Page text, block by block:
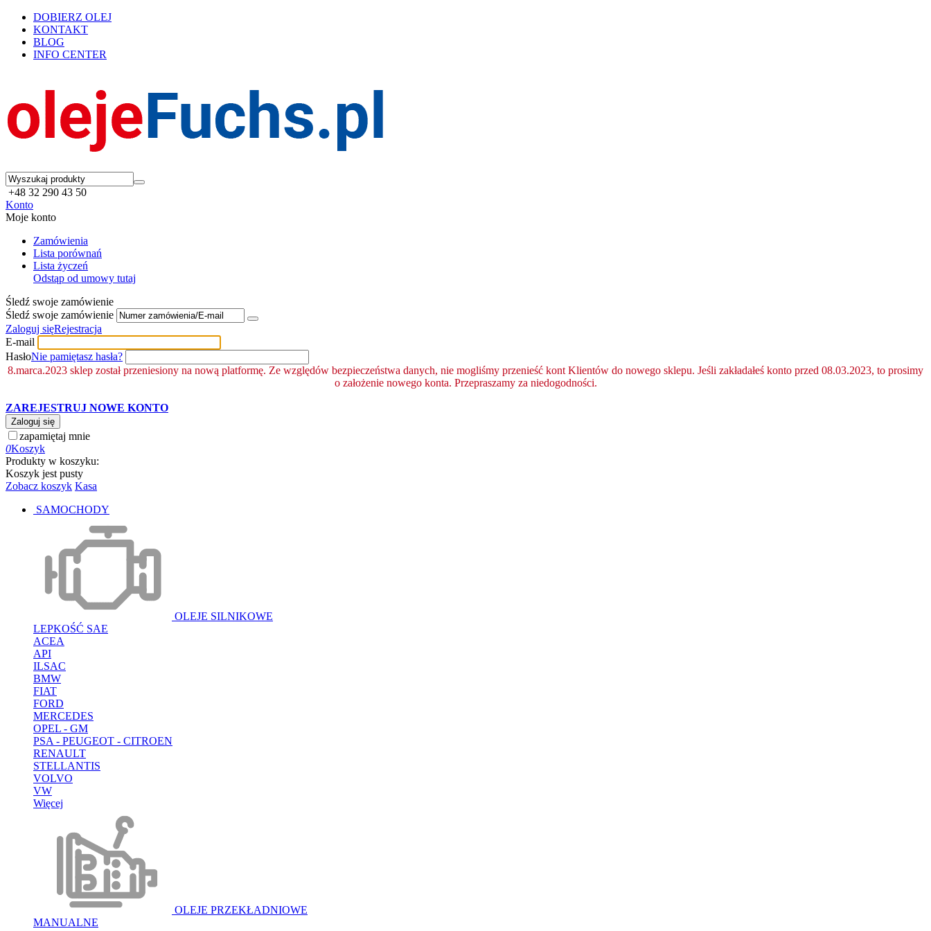
DOBIERZ OLEJ
KONTAKT
BLOG
INFO CENTER
+48 32 290 43 50
Konto
Moje konto
Zamówienia
Lista porównań
Lista życzeń
Odstąp od umowy tutaj
Śledź swoje zamówienie
Śledź swoje zamówienie
Zaloguj sięRejestracja
E-mail
HasłoNie pamiętasz hasła?
8.marca.2023 sklep został przeniesiony na nową platformę. Ze względów bezpieczeństwa danych, nie mogliśmy przenieść kont Klientów do nowego sklepu. Jeśli zakładałeś konto przed 08.03.2023, to prosimy
o założenie nowego konta. Przepraszamy za niedogodności.
ZAREJESTRUJ NOWE KONTO
Zaloguj się
zapamiętaj mnie
0Koszyk
Produkty w koszyku:
Koszyk jest pusty
Zobacz koszyk Kasa
SAMOCHODY
OLEJE SILNIKOWE
LEPKOŚĆ SAE
ACEA
API
ILSAC
BMW
FIAT
FORD
MERCEDES
OPEL - GM
PSA - PEUGEOT - CITROEN
RENAULT
STELLANTIS
VOLVO
VW
Więcej
OLEJE PRZEKŁADNIOWE
MANUALNE